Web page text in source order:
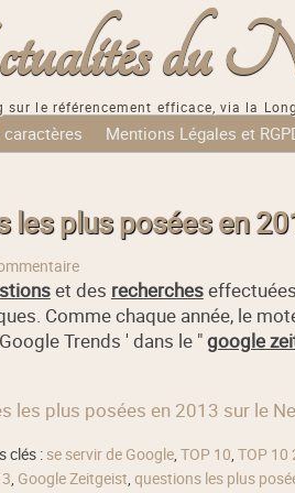
du
sur le référencement efficace, via la
caractères Mentions Légales et
les plus posées en
et des recherches
Comme chaque année, le
Trends ' dans le "google
les plus posées en 2013 sur le
clés : se servir de Google, TOP 10, TOP 10
, Google Zeitgeist, questions les plus